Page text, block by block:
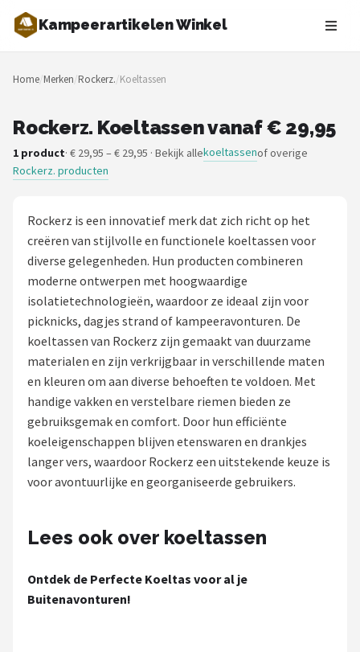
Kampeerartikelen Winkel
Zoeken
NAVIGATIE
Merken
Tenten
Slaapzakken
Koelboxen
Shop
POPULAIRE MERKEN
Intex
KOEL
Eurotrail
LifeGoods
Home/Merken/Rockerz./Koeltassen
Rockerz. Koeltassen vanaf € 29,95
1 product· € 29,95 – € 29,95 · Bekijk allekoeltassenof overige
Rockerz. producten
Rockerz is een innovatief merk dat zich richt op het
creëren van stijlvolle en functionele koeltassen voor
diverse gelegenheden. Hun producten combineren
moderne ontwerpen met hoogwaardige
isolatietechnologieën, waardoor ze ideaal zijn voor
picknicks, dagjes strand of kampeeravonturen. De
koeltassen van Rockerz zijn gemaakt van duurzame
materialen en zijn verkrijgbaar in verschillende maten
en kleuren om aan diverse behoeften te voldoen. Met
handige vakken en verstelbare riemen bieden ze
gebruiksgemak en comfort. Door hun efficiënte
koeleigenschappen blijven etenswaren en drankjes
langer vers, waardoor Rockerz een uitstekende keuze is
voor avontuurlijke en georganiseerde gebruikers.
Lees ook over koeltassen
Ontdek de Perfecte Koeltas voor al je
Buitenavonturen!